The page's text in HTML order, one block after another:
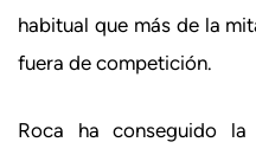
habitual que más de la
fuera de competición.
Roca ha conseguido